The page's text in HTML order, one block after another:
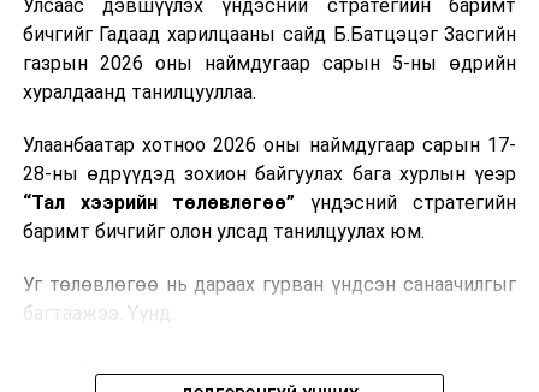
хоёрдугаар сарын 1 хүртэл тэг хувиар тогтоолоо.
Мөн газрын тосны бүтээгдэхүүн, шатахууныг хилээр
шуурхай нэвтрүүлэх, тээвэрлэх, буулгах, гадаад
вагонцистерний ашиглалтын төлбөр, хураамжийг
хөнгөвчлөх, шаардлага хангасан зөвшөөрлийн
хүсэлтийг түргэн шийдвэрлэх, шатахууны
нийлүүлэлтийн тогтвортой байдлыг хангахыг
холбогдох сайд нарт үүрэг болголоо.
Улсаас дэвшүүлэх үндэсний стратегийн баримт
бичгийг Гадаад харилцааны сайд Б.Батцэцэг Засгийн
газрын 2026 оны наймдугаар сарын 5-ны өдрийн
хуралдаанд танилцууллаа.
Улаанбаатар хотноо 2026 оны наймдугаар сарын 17-
28-ны өдрүүдэд зохион байгуулах бага хурлын үеэр
“Тал хээрийн төлөвлөгөө” үндэсний стратегийн
баримт бичгийг олон улсад танилцуулах юм.
Уг төлөвлөгөө нь дараах гурван үндсэн санаачилгыг
багтаажээ. Үүнд:
Бэлчээрийн тэргүүлэх санаачилга